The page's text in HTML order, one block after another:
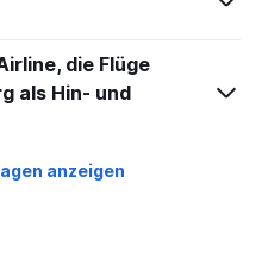
die Flüge
als Hin- und
anzeigen